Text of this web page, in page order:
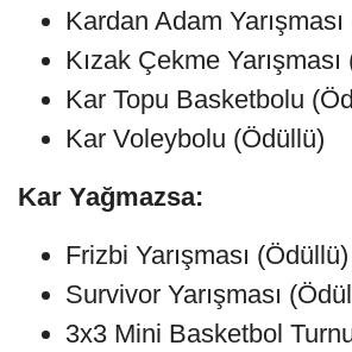
Kardan Adam
Kızak Çekme
Kar Topu Basketbolu
Kar Voleybolu (Ödüllü)
Kar Yağmazsa:
Frizbi Yarışması (Ödüllü)
Survivor Yarışması
3x3 Mini Basketbol